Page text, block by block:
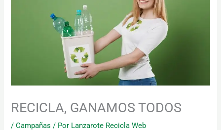
RECICLA, GANAMOS TODOS
/Campañas / Por Lanzarote Recicla Web